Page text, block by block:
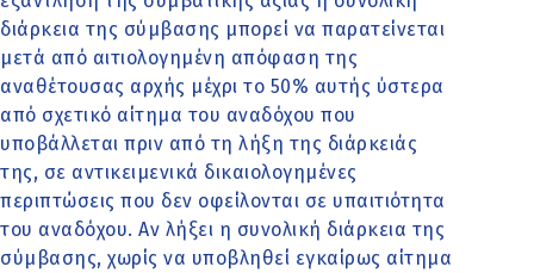
διάρκεια της σύμβασης μπορεί να παρατείνεται
μετά από αιτιολογημένη απόφαση της
αναθέτουσας αρχής μέχρι το 50% αυτής ύστερα
από σχετικό αίτημα του αναδόχου που
υποβάλλεται πριν από τη λήξη της διάρκειάς
της, σε αντικειμενικά δικαιολογημένες
περιπτώσεις που δεν οφείλονται σε υπαιτιότητα
του αναδόχου. Αν λήξει η συνολική διάρκεια της
σύμβασης, χωρίς να υποβληθεί εγκαίρως αίτημα